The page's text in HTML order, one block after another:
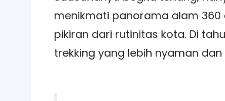
menikmati panorama alam
pikiran dari rutinitas kota. Di
trekking yang lebih nyaman